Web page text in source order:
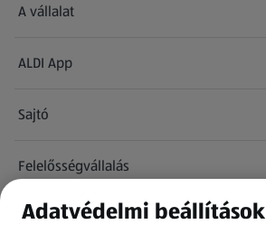
A vállalat
ALDI App
Sajtó
Felelősségvállalás
Információk
Adatvédelmi beállítások